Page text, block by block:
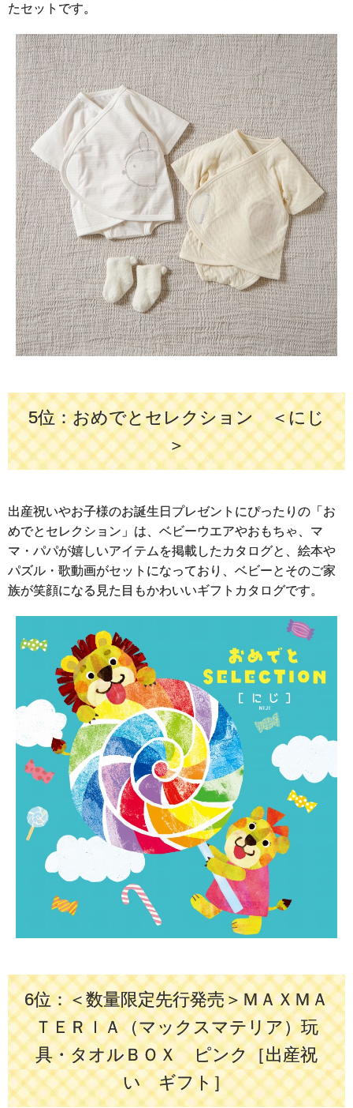
たセットです。
5位：おめでとセレクション ＜にじ
＞
出産祝いやお子様のお誕生日プレゼントにぴったりの「お
めでとセレクション」は、ベビーウエアやおもちゃ、マ
マ・パパが嬉しいアイテムを掲載したカタログと、絵本や
パズル・歌動画がセットになっており、ベビーとそのご家
族が笑顔になる見た目もかわいいギフトカタログです。
6位：＜数量限定先行発売＞ＭＡＸＭＡ
ＴＥＲＩＡ（マックスマテリア）玩
具・タオルＢＯＸ ピンク［出産祝
い ギフト］